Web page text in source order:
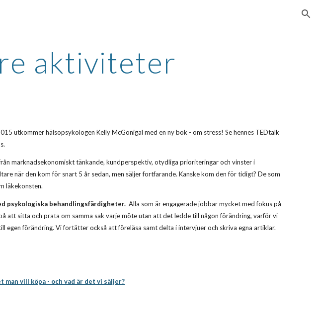
aktiviteter
utkommer hälsopsykologen Kelly McGonigal med en ny bok - om stress! Se hennes TEDtalk
marknadsekonomiskt tänkande, kundperspektiv, otydliga prioriteringar och vinster i
när den kom för snart 5 år sedan, men säljer fortfarande. Kanske kom den för tidigt? De som
läkekonsten.
psykologiska behandlingsfärdigheter. Alla som är engagerade jobbar mycket med fokus på
att sitta och prata om samma sak varje möte utan att det ledde till någon förändring, varför vi
egen förändring. Vi fortätter också att föreläsa samt delta i intervjuer och skriva egna artiklar.
man vill köpa - och vad är det vi säljer?